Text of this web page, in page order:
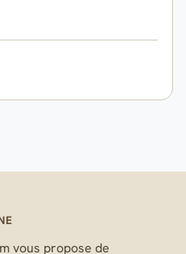
vous propose de